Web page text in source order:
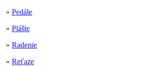
» Pedále
» Plášte
» Radenie
» Reťaze